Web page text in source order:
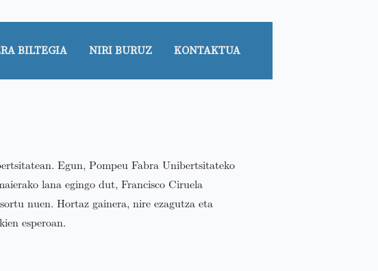
BILTEGIA NIRI BURUZ KONTAKTUA
Egun, Pompeu Fabra Unibertsitateko
lana egingo dut, Francisco Ciruela
sortu nuen. Hortaz gainera, nire ezagutza eta
esperoan.